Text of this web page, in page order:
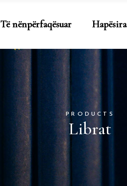
Të nënpërfaqësuar Hapësira
PRODUCTS
Librat